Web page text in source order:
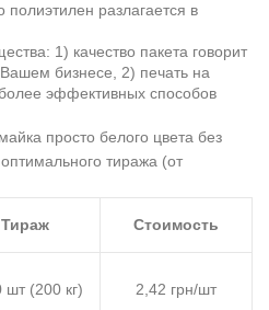
полиэтилен разлагается в
1) качество пакета говорит
бизнесе, 2) печать на
эффективных способов
просто белого цвета без
тиража (от
Тираж Стоимость
шт (200 кг) 2,42 грн/шт